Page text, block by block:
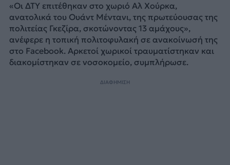
«Οι ΔΤΥ επιτέθηκαν στο χωριό Αλ Χούρκα,
ανατολικά του Ουάντ Μέντανι, της πρωτεύουσας της
πολιτείας Γκεζίρα, σκοτώνοντας 13 αμάχους»,
ανέφερε η τοπική πολιτοφυλακή σε ανακοίνωσή της
στο Facebook. Αρκετοί χωρικοί τραυματίστηκαν και
διακομίστηκαν σε νοσοκομείο, συμπλήρωσε.
ΔΙΑΦΗΜΙΣΗ